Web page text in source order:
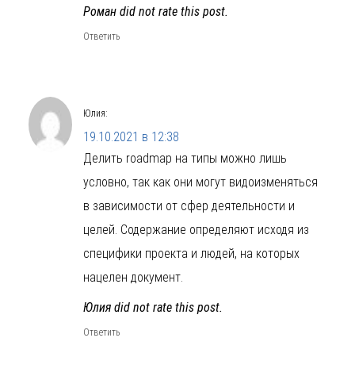
Роман did not rate this post.
Ответить
Юлия:
19.10.2021 в 12:38
Делить roadmap на типы можно лишь
условно, так как они могут видоизменяться
в зависимости от сфер деятельности и
целей. Содержание определяют исходя из
специфики проекта и людей, на которых
нацелен документ.
Юлия did not rate this post.
Ответить